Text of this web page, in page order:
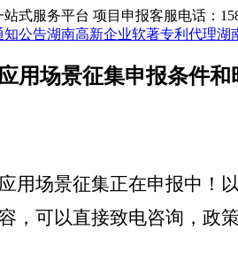
式服务平台 项目申报客服电话：
知公告湖南高新企业软著专利代理湖
用场景征集申报条件
用场景征集正在申报中！
，可以直接致电咨询，政